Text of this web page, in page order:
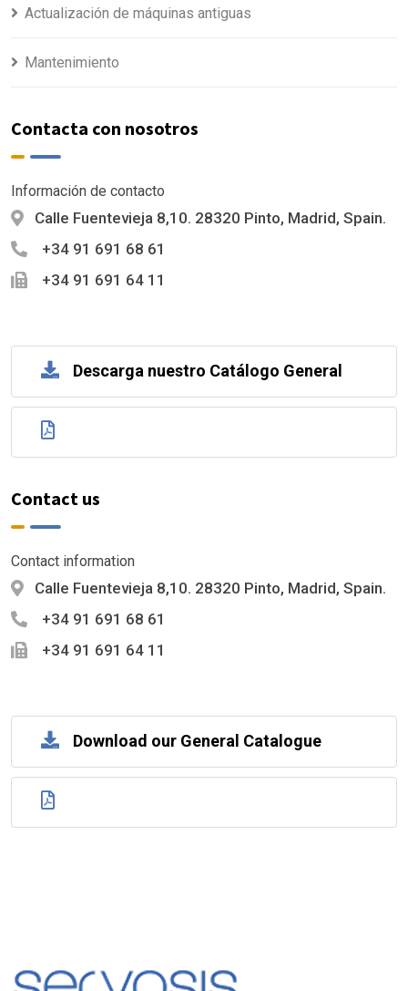
Actualización de máquinas antiguas
Mantenimiento
Contacta con nosotros
Información de contacto
Calle Fuentevieja 8,10. 28320 Pinto, Madrid, Spain.
+34 91 691 68 61
+34 91 691 64 11
Descarga nuestro Catálogo General
Contact us
Contact information
Calle Fuentevieja 8,10. 28320 Pinto, Madrid, Spain.
+34 91 691 68 61
+34 91 691 64 11
Download our General Catalogue